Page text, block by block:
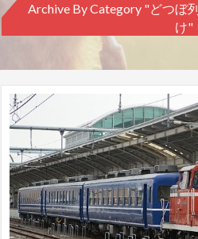
Archive By Category "どつ
け"